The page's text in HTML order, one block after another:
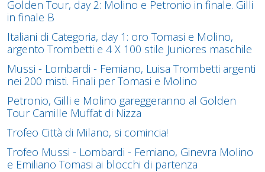
Golden Tour, day 2: Molino e Petronio in finale. Gilli
in finale B
Italiani di Categoria, day 1: oro Tomasi e Molino,
argento Trombetti e 4 X 100 stile Juniores maschile
Mussi - Lombardi - Femiano, Luisa Trombetti argenti
nei 200 misti. Finali per Tomasi e Molino
Petronio, Gilli e Molino gareggeranno al Golden
Tour Camille Muffat di Nizza
Trofeo Città di Milano, si comincia!
Trofeo Mussi - Lombardi - Femiano, Ginevra Molino
e Emiliano Tomasi ai blocchi di partenza